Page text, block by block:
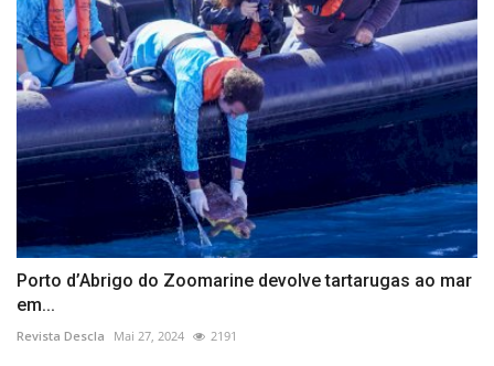
Porto d’Abrigo do Zoomarine devolve tartarugas ao mar
em...
Revista Descla Mai 27, 2024 2191